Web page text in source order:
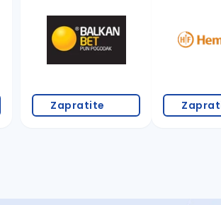
Zapratite